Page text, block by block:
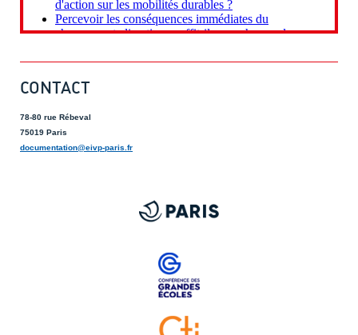
CONTACT
78-80 rue Rébeval
75019 Paris
documentation@eivp-paris.fr